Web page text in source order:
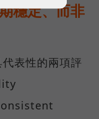
穩定、而非
表性的兩項評